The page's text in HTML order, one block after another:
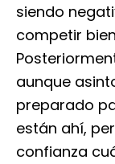
siendo
competir
aunque
preparado
están ahí,
confianza